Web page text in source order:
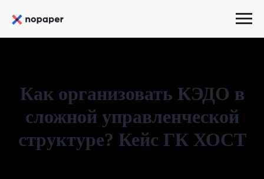
Как организовать КЭДО в
сложной управленческой
структуре? Кейс ГК ХОСТ